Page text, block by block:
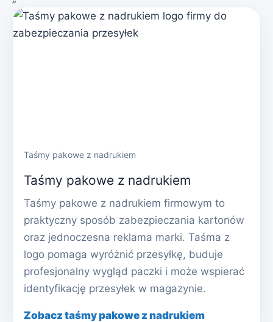
Taśmy pakowe z nadrukiem
Taśmy pakowe z nadrukiem
Taśmy pakowe z nadrukiem firmowym to
praktyczny sposób zabezpieczania kartonów
oraz jednoczesna reklama marki. Taśma z
logo pomaga wyróżnić przesyłkę, buduje
profesjonalny wygląd paczki i może wspierać
identyfikację przesyłek w magazynie.
Zobacz taśmy pakowe z nadrukiem